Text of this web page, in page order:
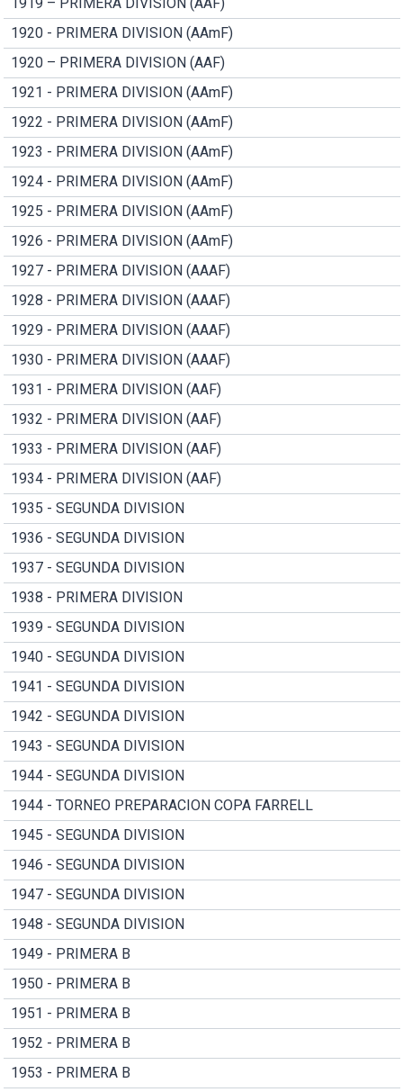
1920 - PRIMERA DIVISION (AAmF)
1920 – PRIMERA DIVISION (AAF)
1921 - PRIMERA DIVISION (AAmF)
1922 - PRIMERA DIVISION (AAmF)
1923 - PRIMERA DIVISION (AAmF)
1924 - PRIMERA DIVISION (AAmF)
1925 - PRIMERA DIVISION (AAmF)
1926 - PRIMERA DIVISION (AAmF)
1927 - PRIMERA DIVISION (AAAF)
1928 - PRIMERA DIVISION (AAAF)
1929 - PRIMERA DIVISION (AAAF)
1930 - PRIMERA DIVISION (AAAF)
1931 - PRIMERA DIVISION (AAF)
1932 - PRIMERA DIVISION (AAF)
1933 - PRIMERA DIVISION (AAF)
1934 - PRIMERA DIVISION (AAF)
1935 - SEGUNDA DIVISION
1936 - SEGUNDA DIVISION
1937 - SEGUNDA DIVISION
1938 - PRIMERA DIVISION
1939 - SEGUNDA DIVISION
1940 - SEGUNDA DIVISION
1941 - SEGUNDA DIVISION
1942 - SEGUNDA DIVISION
1943 - SEGUNDA DIVISION
1944 - SEGUNDA DIVISION
1944 - TORNEO PREPARACION COPA FARRELL
1945 - SEGUNDA DIVISION
1946 - SEGUNDA DIVISION
1947 - SEGUNDA DIVISION
1948 - SEGUNDA DIVISION
1949 - PRIMERA B
1950 - PRIMERA B
1951 - PRIMERA B
1952 - PRIMERA B
1953 - PRIMERA B